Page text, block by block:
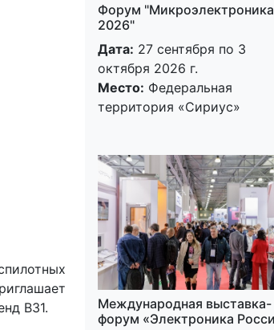
B31.
Форум "Микроэлектроника
2026"
Дата: 27 сентября по 3
октября 2026 г.
Место: Федеральная
территория «Сириус»
Международная выставка-
форум «Электроника